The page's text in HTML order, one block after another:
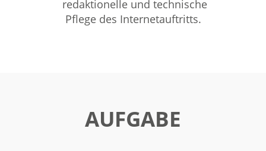
redaktionelle und technische
Pflege des Internetauftritts.
AUFGABE